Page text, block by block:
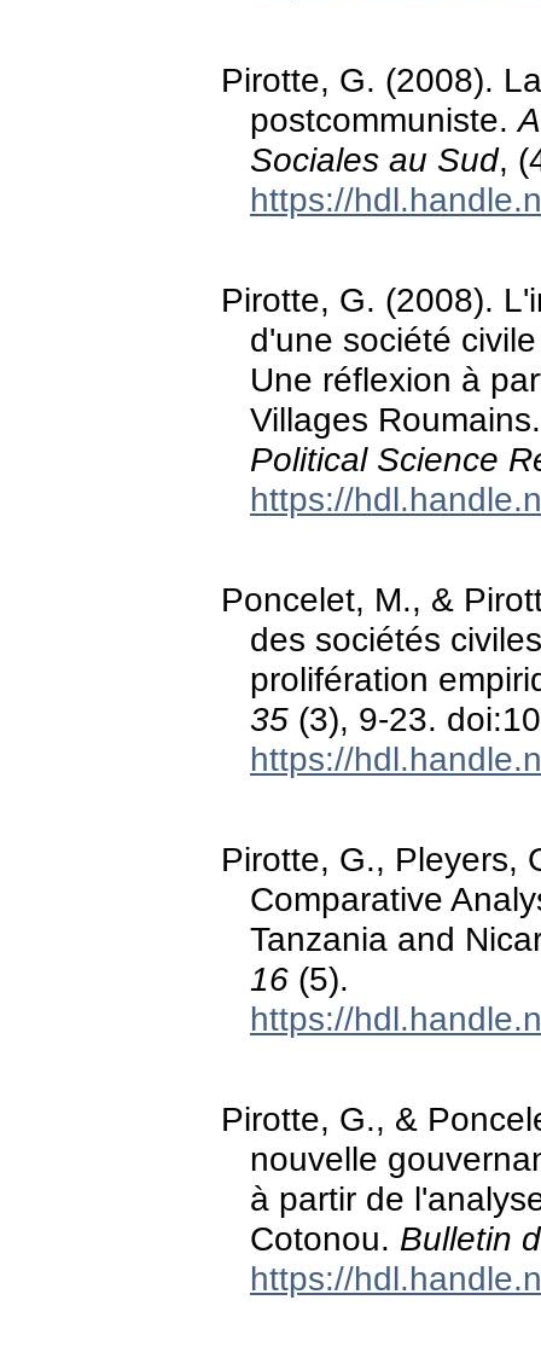
Pirotte, G. (2008).
postcommuniste.
Sociales au Sud,
https://
Pirotte, G. (2008).
d'une société
Une réflexion à
Villages
Political Science
https://
Poncelet, M., &
des sociétés
prolifération
35 (3), 9-23.
https://
Pirotte, G., Pleyers,
Comparative
Tanzania and
16 (5).
https://
Pirotte, G., &
nouvelle
à partir de
Cotonou. Bulletin
https://